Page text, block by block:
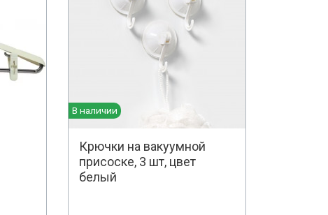
В наличии
Крючки на вакуумной
присоске, 3 шт, цвет
белый